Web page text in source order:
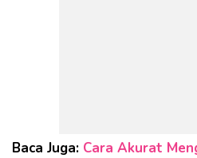
Baca Juga: Cara Akurat